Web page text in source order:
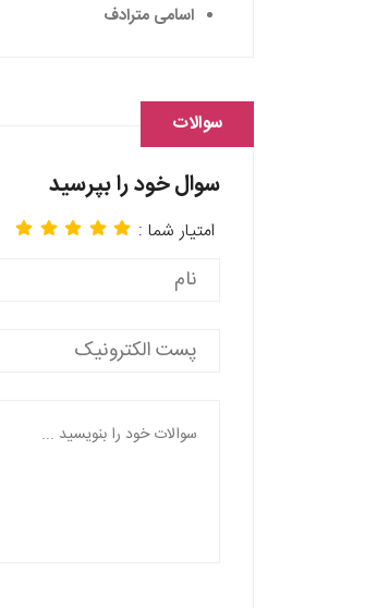
اسامی مترادف
سوالات
سوال خود را بپرسید
امتیار شما :